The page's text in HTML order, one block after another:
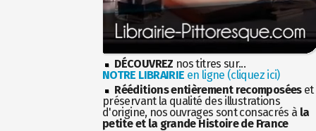
DÉCOUVREZ nos titres sur...
NOTRE LIBRAIRIE en ligne (cliquez ici)
Rééditions entièrement recomposéeset
préservant la qualité des illustrations
d'origine, nos ouvrages sont consacrés à la
petite et la grande Histoire de France